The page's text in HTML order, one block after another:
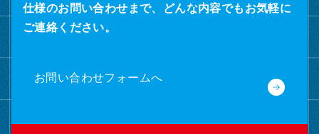
仕様のお問い合わせまで、どんな内容でもお気軽に
ご連絡ください。
お問い合わせフォームへ